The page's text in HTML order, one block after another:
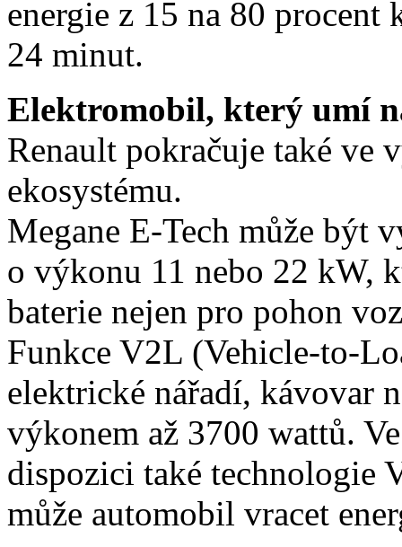
energie z 15 na 80 procent
24 minut.
Elektromobil, který umí
Renault pokračuje také ve
ekosystému.
Megane E-Tech může být
o výkonu 11 nebo 22 kW,
baterie nejen pro pohon
Funkce V2L (Vehicle-to-
elektrické nářadí, kávovar
výkonem až 3700 wattů.
dispozici také technologie
může automobil vracet